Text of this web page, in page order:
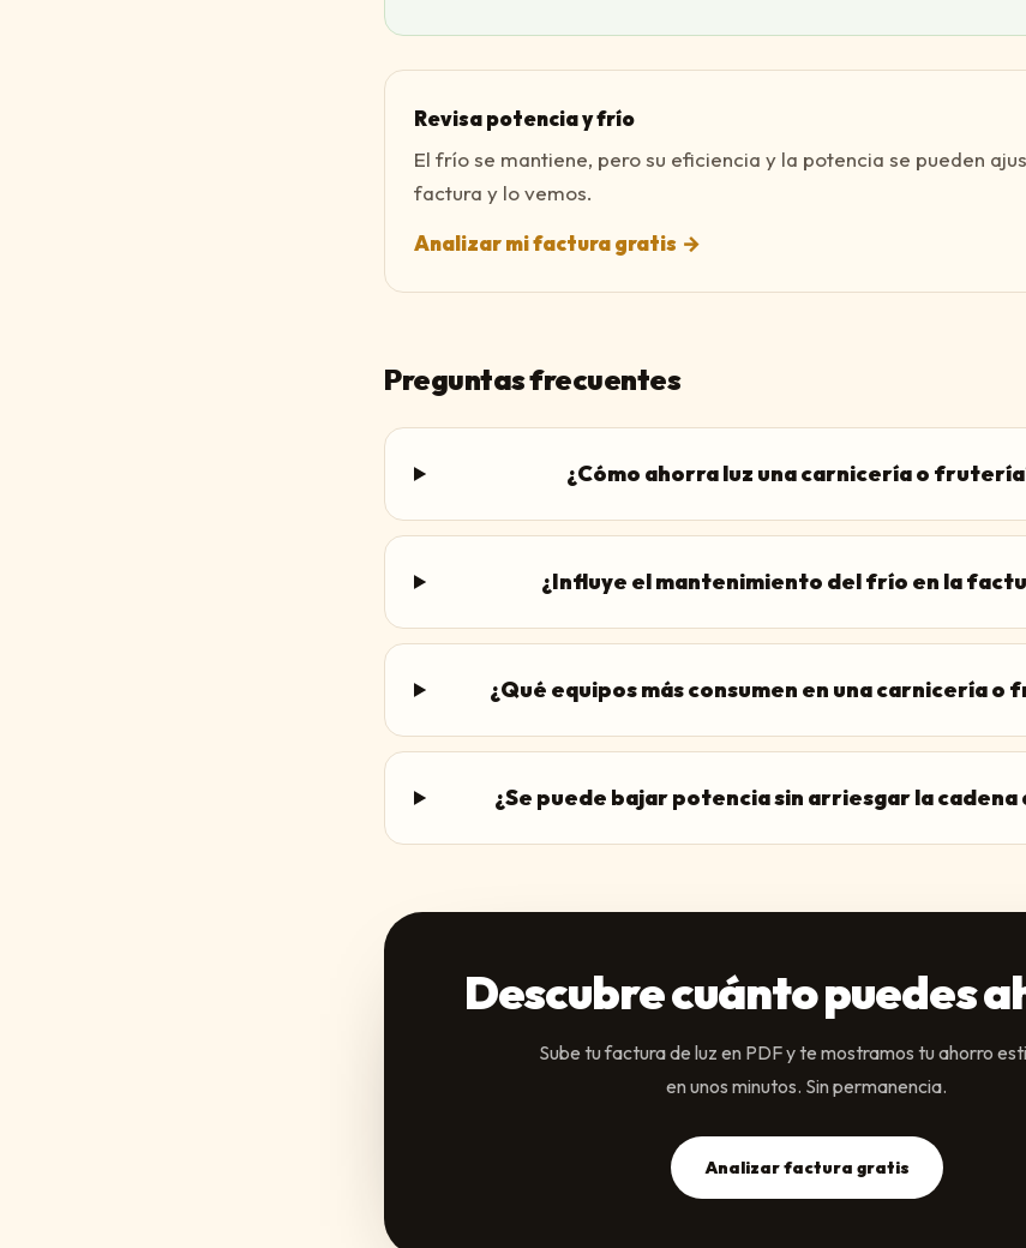
Revisa potencia y frío
El frío se mantiene, pero su eficiencia y la potencia se pueden
factura y lo vemos.
Analizar mi factura gratis →
Preguntas frecuentes
¿Cómo ahorra luz una carnicería o
¿Influye el mantenimiento del frío en la
¿Qué equipos más consumen en una carnicería o
¿Se puede bajar potencia sin arriesgar la
Descubre cuánto puedes
Sube tu factura de luz en PDF y te mostramos tu ahorro
en unos minutos. Sin permanencia.
Analizar factura gratis